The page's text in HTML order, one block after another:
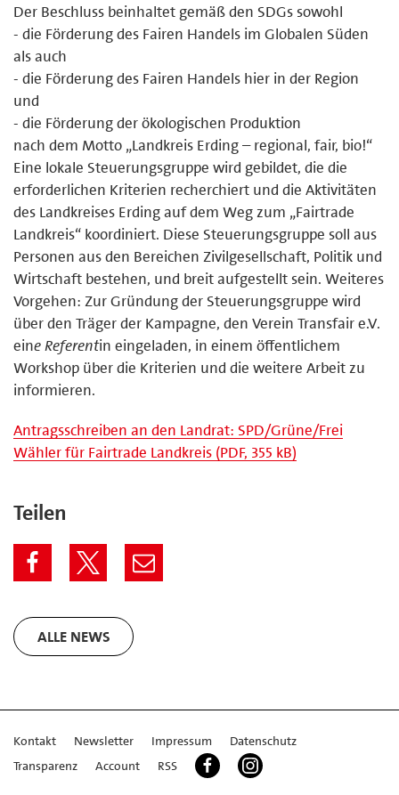
Der Beschluss beinhaltet gemäß den SDGs sowohl
- die Förderung des Fairen Handels im Globalen Süden
als auch
- die Förderung des Fairen Handels hier in der Region
und
- die Förderung der ökologischen Produktion
nach dem Motto „Landkreis Erding – regional, fair, bio!“
Eine lokale Steuerungsgruppe wird gebildet, die die
erforderlichen Kriterien recherchiert und die Aktivitäten
des Landkreises Erding auf dem Weg zum „Fairtrade
Landkreis“ koordiniert. Diese Steuerungsgruppe soll aus
Personen aus den Bereichen Zivilgesellschaft, Politik und
Wirtschaft bestehen, und breit aufgestellt sein. Weiteres
Vorgehen: Zur Gründung der Steuerungsgruppe wird
über den Träger der Kampagne, den Verein Transfair e.V.
eine Referentin eingeladen, in einem öffentlichem
Workshop über die Kriterien und die weitere Arbeit zu
informieren.
Antragsschreiben an den Landrat: SPD/Grüne/Frei
Wähler für Fairtrade Landkreis (PDF, 355 kB)
Teilen
ALLE NEWS
Kontakt Newsletter Impressum
Datenschutz
Transparenz
Account RSS